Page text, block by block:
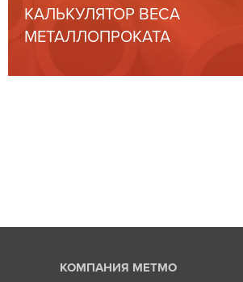
КАЛЬКУЛЯТОР ВЕСА
МЕТАЛЛОПРОКАТА
КОМПАНИЯ МЕТМО